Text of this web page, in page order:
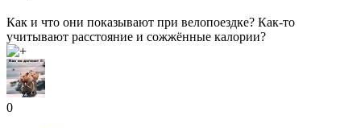
Как и что они показывают при велопоездке? Как-то
учитывают расстояние и сожжённые калории?
0